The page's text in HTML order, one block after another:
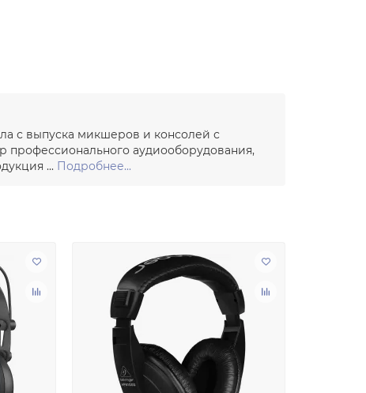
с выпуска микшеров и консолей с
аудиооборудования,
... Подробнее...